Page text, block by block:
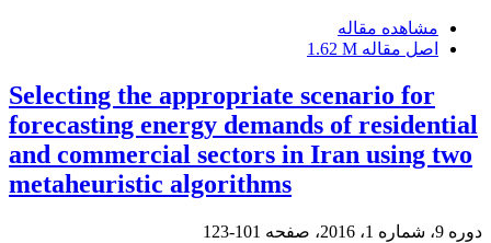
مشاهده مقاله
اصل مقاله 1.62 M
Selecting the appropriate scenario for
forecasting energy demands of residential
and commercial sectors in Iran using two
metaheuristic algorithms
دوره 9، شماره 1، 2016، صفحه 101-123